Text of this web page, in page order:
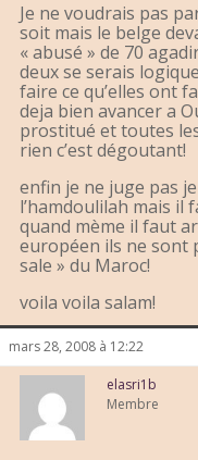
Je ne voudrais pas
soit mais le belge
« abusé » de 70
deux se serais
faire ce qu’elles ont
deja bien avancer a
prostitué et toutes
rien c’est dégoutant!
enfin je ne juge pas
l’hamdoulilah mais il
quand mème il faut
européen ils ne sont
sale » du Maroc!
voila voila salam!
mars 28, 2008 à 12:22
elasri1b
Membre